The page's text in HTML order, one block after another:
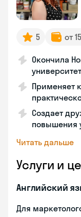
5 от
Окончила
Применяет
Создает
повышения
Читать дальше
Услуги и
Английский
Для